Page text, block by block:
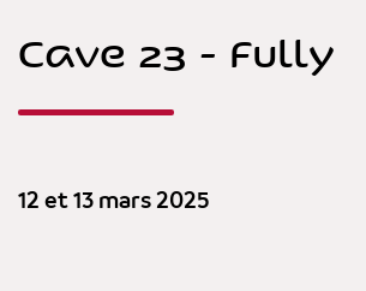
Cave 23 - Fully
12 et 13 mars 2025